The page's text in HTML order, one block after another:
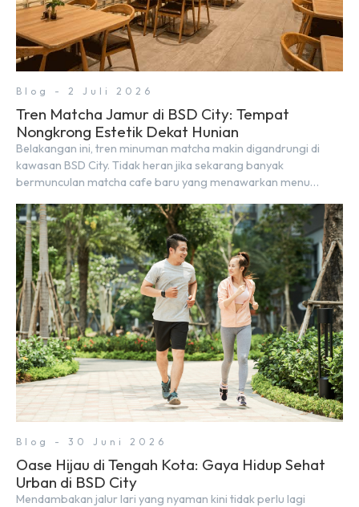
Blog - 2 Juli 2026
Tren Matcha Jamur di BSD City: Tempat
Nongkrong Estetik Dekat Hunian
Belakangan ini, tren minuman matcha makin digandrungi di
kawasan BSD City. Tidak heran jika sekarang banyak
bermunculan matcha cafe baru yang menawarkan menu
nyaman, baik untuk produktif bekerja (WFC) maupun sekadar
bersantai bersama orang terdekat. Kabar baiknya, deretan
kafe hits ini tersebar di lokasi-lokasi strategis yang sangat […]
Blog - 30 Juni 2026
Oase Hijau di Tengah Kota: Gaya Hidup Sehat
Urban di BSD City
Mendambakan jalur lari yang nyaman kini tidak perlu lagi